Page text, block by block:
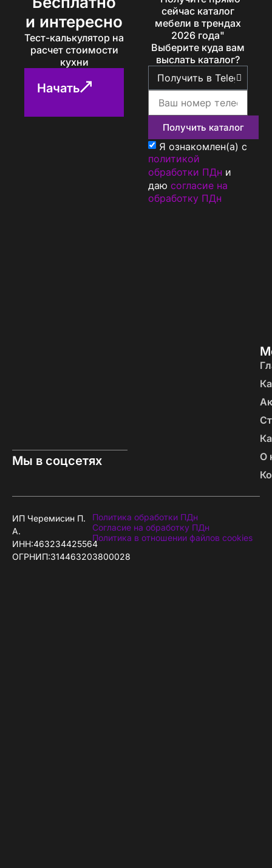
и интересно
Тест-калькулятор на
расчет стоимости
кухни
Начать
сейчас каталог
мебели в трендах
2026 года"
Выберите куда вам
выслать каталог?
Получить каталог
Я ознакомлен(а) с
политикой
обработки ПДн и
даю согласие на
обработку ПДн
Мы в соцсетях
О
ИП Черемисин П.
А.
ИНН:463234425564
ОГРНИП:314463203800028
Политика обработки ПДн
Согласие на обработку ПДн
Политика в отношении файлов cookies